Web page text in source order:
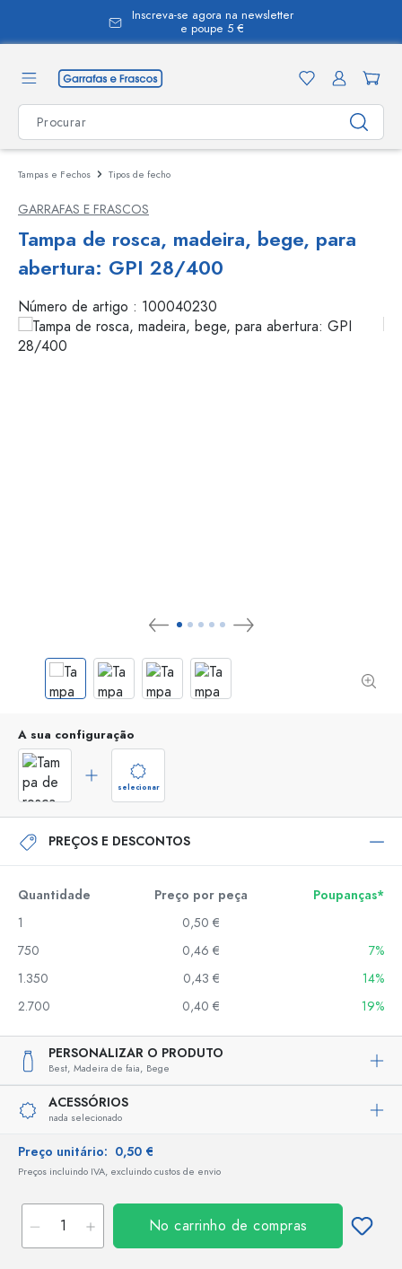
Inscreva-se agora na newsletter
e poupe 5 €
Tampas e Fechos Tipos de fecho
GARRAFAS E FRASCOS
Tampa de rosca, madeira, bege, para
abertura: GPI 28/400
Número de artigo : 100040230
A sua configuração
selecionar
PREÇOS E DESCONTOS
Quantidade Preço por peça
Poupanças*
1
0,50 €
750
0,46 €
7%
1.350
0,43 €
14%
2.700
0,40 € 19%
PERSONALIZAR O PRODUTO
Best, Madeira de faia, Bege
ACESSÓRIOS
nada selecionado
Preço unitário: 0,50 €
Preços incluindo IVA, excluindo custos de envio
No carrinho de compras